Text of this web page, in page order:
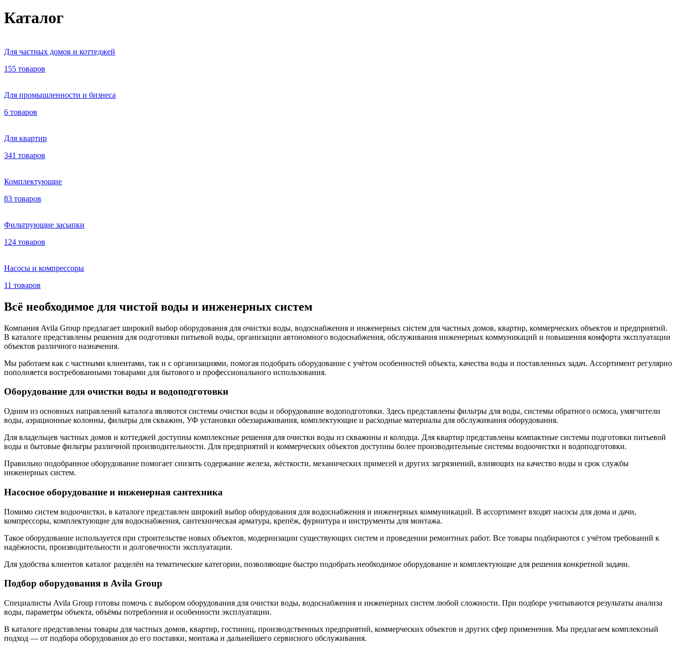
Каталог
Для частных домов и коттеджей
155 товаров
Для промышленности и бизнеса
6 товаров
Для квартир
341 товаров
Комплектующие
83 товаров
Фильтрующие засыпки
124 товаров
Насосы и компрессоры
11 товаров
Всё необходимое для чистой воды и инженерных систем
Компания Avila Group предлагает широкий выбор оборудования для очистки воды, водоснабжения и инженерных систем для частных домов, квартир, коммерческих объектов и предприятий.
В каталоге представлены решения для подготовки питьевой воды, организации автономного водоснабжения, обслуживания инженерных коммуникаций и повышения комфорта эксплуатации
объектов различного назначения.
Мы работаем как с частными клиентами, так и с организациями, помогая подобрать оборудование с учётом особенностей объекта, качества воды и поставленных задач. Ассортимент регулярно
пополняется востребованными товарами для бытового и профессионального использования.
Оборудование для очистки воды и водоподготовки
Одним из основных направлений каталога являются системы очистки воды и оборудование водоподготовки. Здесь представлены фильтры для воды, системы обратного осмоса, умягчители
воды, аэрационные колонны, фильтры для скважин, УФ установки обеззараживания, комплектующие и расходные материалы для обслуживания оборудования.
Для владельцев частных домов и коттеджей доступны комплексные решения для очистки воды из скважины и колодца. Для квартир представлены компактные системы подготовки питьевой
воды и бытовые фильтры различной производительности. Для предприятий и коммерческих объектов доступны более производительные системы водоочистки и водоподготовки.
Правильно подобранное оборудование помогает снизить содержание железа, жёсткости, механических примесей и других загрязнений, влияющих на качество воды и срок службы
инженерных систем.
Насосное оборудование и инженерная сантехника
Помимо систем водоочистки, в каталоге представлен широкий выбор оборудования для водоснабжения и инженерных коммуникаций. В ассортимент входят насосы для дома и дачи,
компрессоры, комплектующие для водоснабжения, сантехническая арматура, крепёж, фурнитура и инструменты для монтажа.
Такое оборудование используется при строительстве новых объектов, модернизации существующих систем и проведении ремонтных работ. Все товары подбираются с учётом требований к
надёжности, производительности и долговечности эксплуатации.
Для удобства клиентов каталог разделён на тематические категории, позволяющие быстро подобрать необходимое оборудование и комплектующие для решения конкретной задачи.
Подбор оборудования в Avila Group
Специалисты Avila Group готовы помочь с выбором оборудования для очистки воды, водоснабжения и инженерных систем любой сложности. При подборе учитываются результаты анализа
воды, параметры объекта, объёмы потребления и особенности эксплуатации.
В каталоге представлены товары для частных домов, квартир, гостиниц, производственных предприятий, коммерческих объектов и других сфер применения. Мы предлагаем комплексный
подход — от подбора оборудования до его поставки, монтажа и дальнейшего сервисного обслуживания.